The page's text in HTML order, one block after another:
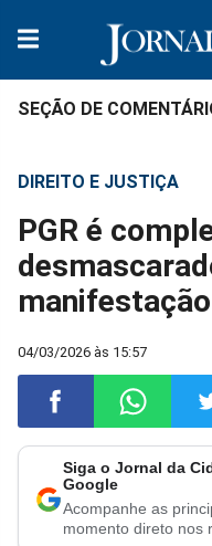
SEÇÃO DE
DIREITO E JUSTIÇA
PGR é
04/03/2026 às 15:57
Compartilhar
no
no
Siga o Jornal da
Google
Acompanhe as
momento direto nos